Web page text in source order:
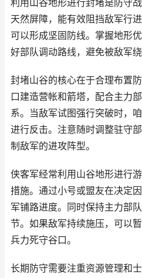
利用山谷地形进行封堵是防守
天然屏障，能有效阻挡敌军行
可以形成坚固防线。掌握地形
好部队调动路线，避免被敌军绕
封堵山谷的核心在于合理布置
口建造营帐和箭塔，配合主力
系。当敌军试图强行突破时，
进行反击。注意随时调整驻守
制敌军的进攻阵型。
侠客军经常利用山谷地形进行
措施。通过小号或盟友在决定
军铺路进度。同时保持主力部
节。如果敌军持续施压，可以
兵力死守谷口。
长期防守需要注重资源管理和